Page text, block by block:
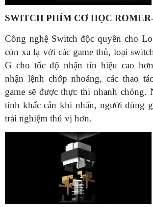
SWITCH PHÍM CƠ HỌC
Công nghệ Switch độc quyền cho
còn xa lạ với các game thủ, loại
G cho tốc độ nhận tín hiệu cao
nhận lệnh chớp nhoáng, các thao
game sẽ được thực thi nhanh chóng.
tính khấc cản khi nhấn, người dùng
trải nghiệm thú vị hơn.